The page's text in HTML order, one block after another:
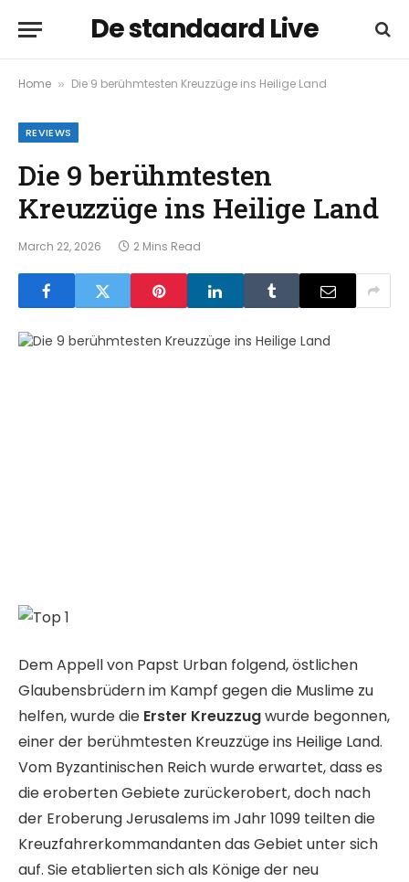
De standaard Live
Home » Die 9 berühmtesten Kreuzzüge ins Heilige Land
REVIEWS
Die 9 berühmtesten
Kreuzzüge ins Heilige Land
March 22, 2026 2 Mins Read
Dem Appell von Papst Urban folgend, östlichen
Glaubensbrüdern im Kampf gegen die Muslime zu
helfen, wurde die Erster Kreuzzugwurde begonnen,
einer der berühmtesten Kreuzzüge ins Heilige Land.
Vom Byzantinischen Reich wurde erwartet, dass es
die eroberten Gebiete zurückerobert, doch nach
der Eroberung Jerusalems im Jahr 1099 teilten die
Kreuzfahrerkommandanten das Gebiet unter sich
auf. Sie etablierten sich als Könige der neu